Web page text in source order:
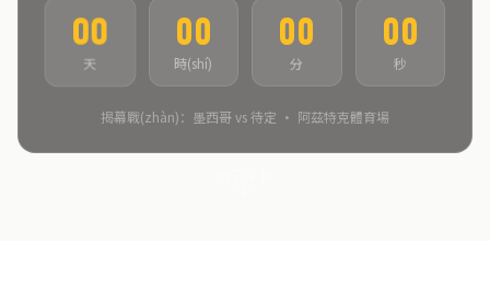
00
天
00
時(shí)
00
分
00
秒
揭幕戰(zhàn)：墨西哥 vs 待定 · 阿茲特克體育場